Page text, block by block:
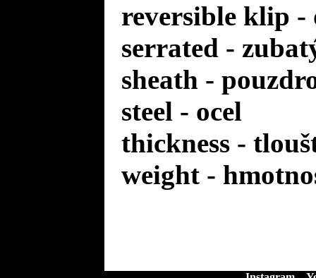
reversible klip
serrated -
sheath -
steel - ocel
thickness -
weight -